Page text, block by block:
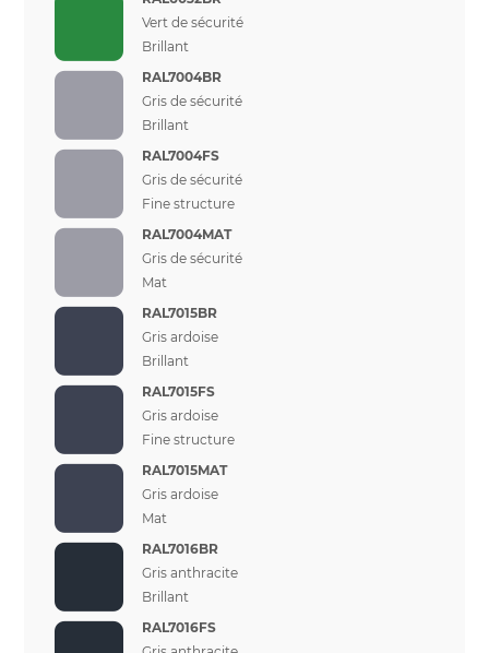
Vert de sécurité
Brillant
RAL7004BR
Gris de sécurité
Brillant
RAL7004FS
Gris de sécurité
Fine structure
RAL7004MAT
Gris de sécurité
Mat
RAL7015BR
Gris ardoise
Brillant
RAL7015FS
Gris ardoise
Fine structure
RAL7015MAT
Gris ardoise
Mat
RAL7016BR
Gris anthracite
Brillant
RAL7016FS